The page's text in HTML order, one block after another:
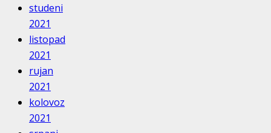
studeni
2021
listopad
2021
rujan
2021
kolovoz
2021